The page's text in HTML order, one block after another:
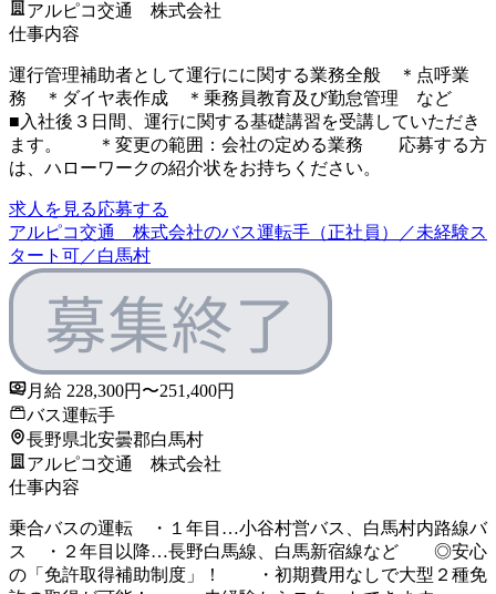
アルピコ交通 株式会社
仕事内容
運行管理補助者として運行にに関する業務全般 ＊点呼業
務 ＊ダイヤ表作成 ＊乗務員教育及び勤怠管理 など
■入社後３日間、運行に関する基礎講習を受講していただき
ます。 ＊変更の範囲：会社の定める業務 応募する方
は、ハローワークの紹介状をお持ちください。
求人を見る応募する
アルピコ交通 株式会社のバス運転手（正社員）／未経験ス
タート可／白馬村
月給 228,300円〜251,400円
バス運転手
長野県北安曇郡白馬村
アルピコ交通 株式会社
仕事内容
乗合バスの運転 ・１年目…小谷村営バス、白馬村内路線バ
ス ・２年目以降…長野白馬線、白馬新宿線など ◎安心
の「免許取得補助制度」！ ・初期費用なしで大型２種免